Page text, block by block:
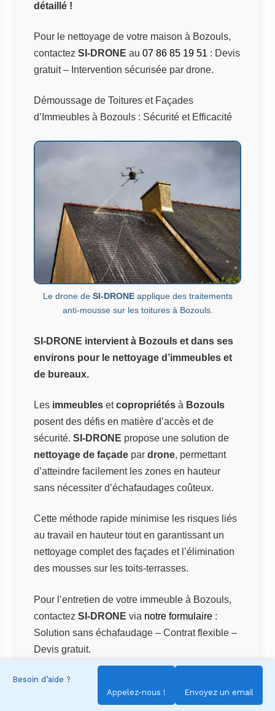
Besoin d’aide ?
Appelez-nous !
Envoyez un email
détaillé !
Pour le nettoyage de votre maison à Bozouls,
contactez SI-DRONE au 07 86 85 19 51 : Devis
gratuit – Intervention sécurisée par drone.
Démoussage de Toitures et Façades
d’Immeubles à Bozouls : Sécurité et Efficacité
Le drone de SI-DRONEapplique des traitements
anti-mousse sur les toitures à Bozouls.
SI-DRONE intervient à Bozouls et dans ses
environs pour le nettoyage d’immeubles et
de bureaux.
Les immeublesetcopropriétésà Bozouls
posent des défis en matière d’accès et de
sécurité. SI-DRONE propose une solution de
nettoyage de façadepar drone, permettant
d’atteindre facilement les zones en hauteur
sans nécessiter d’échafaudages coûteux.
Cette méthode rapide minimise les risques liés
au travail en hauteur tout en garantissant un
nettoyage complet des façades et l’élimination
des mousses sur les toits-terrasses.
Pour l’entretien de votre immeuble à Bozouls,
contactez SI-DRONE via notre formulaire:
Solution sans échafaudage – Contrat flexible –
Devis gratuit.
Nettoyage de Bardages et Façades
Industrielles à Bozouls : Image de Marque et